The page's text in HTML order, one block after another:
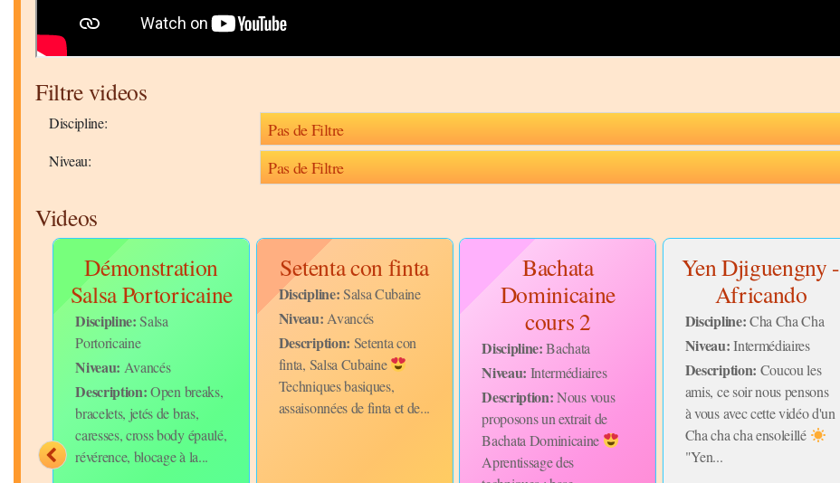
Filtre videos
Discipline:
Niveau:
Videos
Démonstration
Salsa Portoricaine
Discipline:Salsa
Portoricaine
Niveau: Avancés
Description:Open breaks,
bracelets, jetés de bras,
caresses, cross body épaulé,
révérence, blocage à la...
Setenta con finta
Discipline:Salsa Cubaine
Niveau: Avancés
Description: Setenta con
finta, Salsa Cubaine
Techniques basiques,
assaisonnées de finta et de...
Bachata
Dominicaine
cours 2
Discipline:Bachata
Niveau: Intermédiaires
Description:Nous vous
proposons un extrait de
Bachata Dominicaine
Aprentissage des
Yen Djiguengny -
Africando
Discipline:Cha Cha Cha
Niveau:Intermédiaires
Description: Coucou les
amis, ce soir nous pensons
à vous avec cette vidéo d'un
Cha cha cha ensoleillé
"Yen...